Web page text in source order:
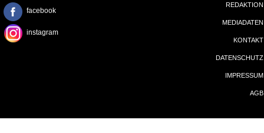
facebook
instagram
REDAKTION
MEDIADATEN
KONTAKT
DATENSCHUTZ
IMPRESSUM
AGB